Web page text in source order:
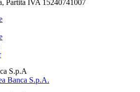
Partita IVA 15240741007
S.p.A
Banca S.p.A.